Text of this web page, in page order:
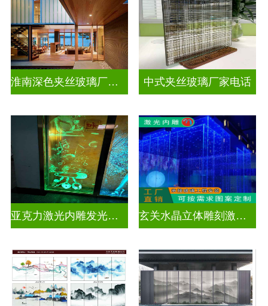
淮南深色夹丝玻璃厂家地址 中式夹丝玻璃厂家电话
亚克力激光内雕发光通电玻璃 玄关水晶立体雕刻激光内雕发光玻璃背景墙